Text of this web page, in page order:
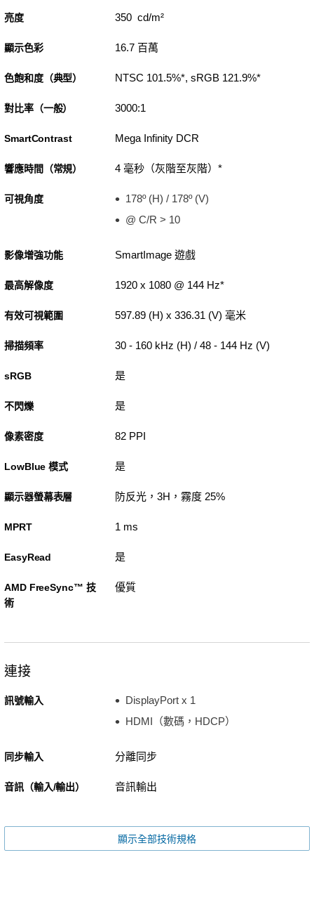
亮度 350 cd/m²
顯示色彩 16.7 百萬
色飽和度（典型） NTSC 101.5%*, sRGB 121.9%*
對比率（一般） 3000:1
SmartContrast Mega Infinity DCR
響應時間（常規） 4 毫秒（灰階至灰階）*
可視角度
178º (H) / 178º (V)
@ C/R > 10
影像增強功能 SmartImage 遊戲
最高解像度 1920 x 1080 @ 144 Hz*
有效可視範圍 597.89 (H) x 336.31 (V) 毫米
掃描頻率 30 - 160 kHz (H) / 48 - 144 Hz (V)
sRGB 是
不閃爍 是
像素密度 82 PPI
LowBlue 模式 是
顯示器螢幕表層 防反光，3H，霧度 25%
MPRT 1 ms
EasyRead 是
AMD FreeSync™ 技
術
優質
連接
訊號輸入
DisplayPort x 1
HDMI（數碼，HDCP）
同步輸入 分離同步
音訊（輸入/輸出） 音訊輸出
顯示全部技術規格